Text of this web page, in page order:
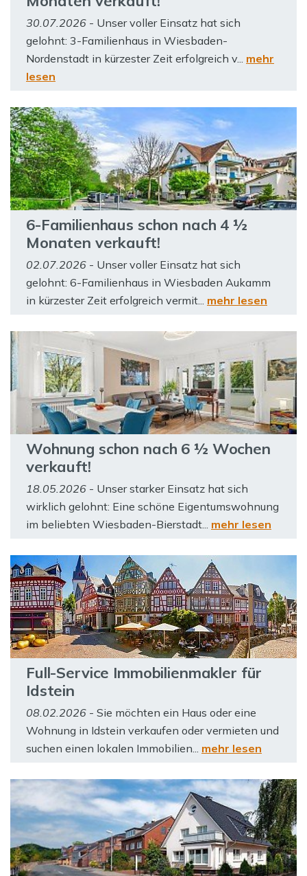
30.07.2026 - Unser voller Einsatz hat sich
gelohnt: 3-Familienhaus in Wiesbaden-
Nordenstadt in kürzester Zeit erfolgreich v... mehr
lesen
6-Familienhaus schon nach 4 ½
Monaten verkauft!
02.07.2026 - Unser voller Einsatz hat sich
gelohnt: 6-Familienhaus in Wiesbaden Aukamm
in kürzester Zeit erfolgreich vermit... mehr lesen
Wohnung schon nach 6 ½ Wochen
verkauft!
18.05.2026 - Unser starker Einsatz hat sich
wirklich gelohnt: Eine schöne Eigentumswohnung
im beliebten Wiesbaden-Bierstadt... mehr lesen
Full-Service Immobilienmakler für
Idstein
08.02.2026 - Sie möchten ein Haus oder eine
Wohnung in Idstein verkaufen oder vermieten und
suchen einen lokalen Immobilien... mehr lesen